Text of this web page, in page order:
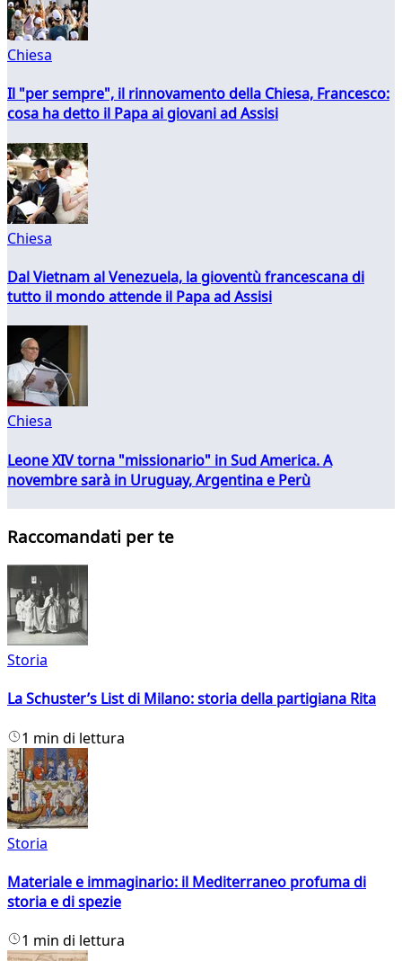
Chiesa
Il "per sempre", il rinnovamento della Chiesa, Francesco:
cosa ha detto il Papa ai giovani ad Assisi
Chiesa
Dal Vietnam al Venezuela, la gioventù francescana di
tutto il mondo attende il Papa ad Assisi
Chiesa
Leone XIV torna "missionario" in Sud America. A
novembre sarà in Uruguay, Argentina e Perù
Raccomandati per te
Storia
La Schuster’s List di Milano: storia della partigiana Rita
1 min di lettura
Storia
Materiale e immaginario: il Mediterraneo profuma di
storia e di spezie
1 min di lettura